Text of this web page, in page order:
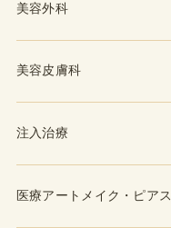
美容外科
美容皮膚科
注入治療
医療アートメイク・ピアス